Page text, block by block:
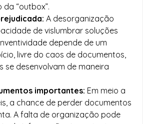
“outbox”.
A desorganização
de vislumbrar soluções
depende de um
livre do caos de documentos,
se desenvolvam de maneira
importantes: Em meio a
a chance de perder documentos
A falta de organização pode